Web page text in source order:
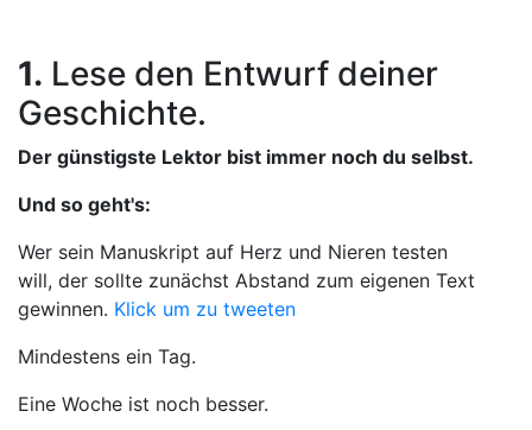
1. Lese den Entwurf deiner
Geschichte.
Der günstigste Lektor bist immer noch du selbst.
Und so geht's:
Wer sein Manuskript auf Herz und Nieren testen
will, der sollte zunächst Abstand zum eigenen Text
gewinnen. Klick um zu tweeten
Mindestens ein Tag.
Eine Woche ist noch besser.